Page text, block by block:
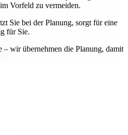
Vorfeld zu vermeiden.
Sie bei der Planung, sorgt für eine
für Sie.
– wir übernehmen die Planung, damit